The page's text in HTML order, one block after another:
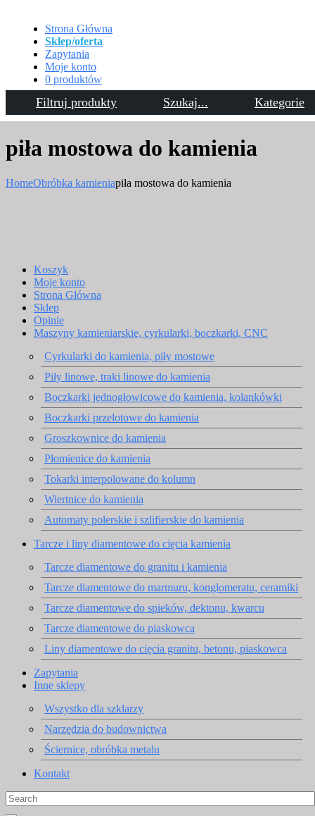
Filtruj produkty Szukaj... Kategorie
Strona Główna
Sklep/oferta
Zapytania
Moje konto
0 produktów
Kontakt
piła mostowa do kamienia
HomeObróbka kamieniapiła mostowa do kamienia
Koszyk
Moje konto
Strona Główna
Sklep
Opinie
Maszyny kamieniarskie, cyrkularki, boczkarki, CNC
Cyrkularki do kamienia, piły mostowe
Piły linowe, traki linowe do kamienia
Boczkarki jednogłowicowe do kamienia, kolankówki
Boczkarki przelotowe do kamienia
Groszkownice do kamienia
Płomienice do kamienia
Tokarki interpolowane do kolumn
Wiertnice do kamienia
Automaty polerskie i szlifierskie do kamienia
Tarcze i liny diamentowe do cięcia kamienia
Tarcze diamentowe do granitu i kamienia
Tarcze diamentowe do marmuru, konglomeratu, ceramiki
Tarcze diamentowe do spieków, dektonu, kwarcu
Tarcze diamentowe do piaskowca
Liny diamentowe do cięcia granitu, betonu, piaskowca
Zapytania
Inne sklepy
Wszystko dla szklarzy
Narzędzia do budownictwa
Ściernice, obróbka metalu
Kontakt